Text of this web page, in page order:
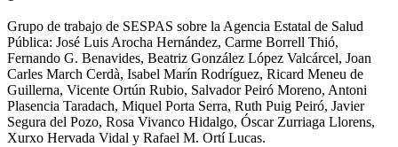
Grupo de trabajo de SESPAS sobre la Agencia Estatal de Salud
Pública: José Luis Arocha Hernández, Carme Borrell Thió,
Fernando G. Benavides, Beatriz González López Valcárcel, Joan
Carles March Cerdà, Isabel Marín Rodríguez, Ricard Meneu de
Guillerna, Vicente Ortún Rubio, Salvador Peiró Moreno, Antoni
Plasencia Taradach, Miquel Porta Serra, Ruth Puig Peiró, Javier
Segura del Pozo, Rosa Vivanco Hidalgo, Óscar Zurriaga Llorens,
Xurxo Hervada Vidal y Rafael M. Ortí Lucas.